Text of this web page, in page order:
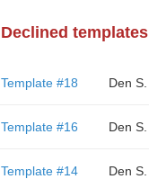
Declined templates
Template #18 Den S.
Template #16 Den S.
Template #14 Den S.